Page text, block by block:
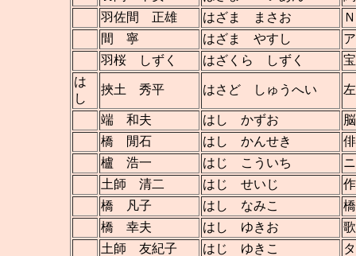
羽佐間 正雄
はざま まさお
間 寧
はざま やすし
羽桜 しずく
はざくら しずく
は
し
挾土 秀平 はさど しゅうへい
端 和夫 はし かずお
橋 閒石
はし かんせき
櫨 浩一
はじ こういち
土師 清二
はじ せいじ
橋 凡子
はし なみこ
橋 幸夫
はし ゆきお
土師 友紀子
はじ ゆきこ